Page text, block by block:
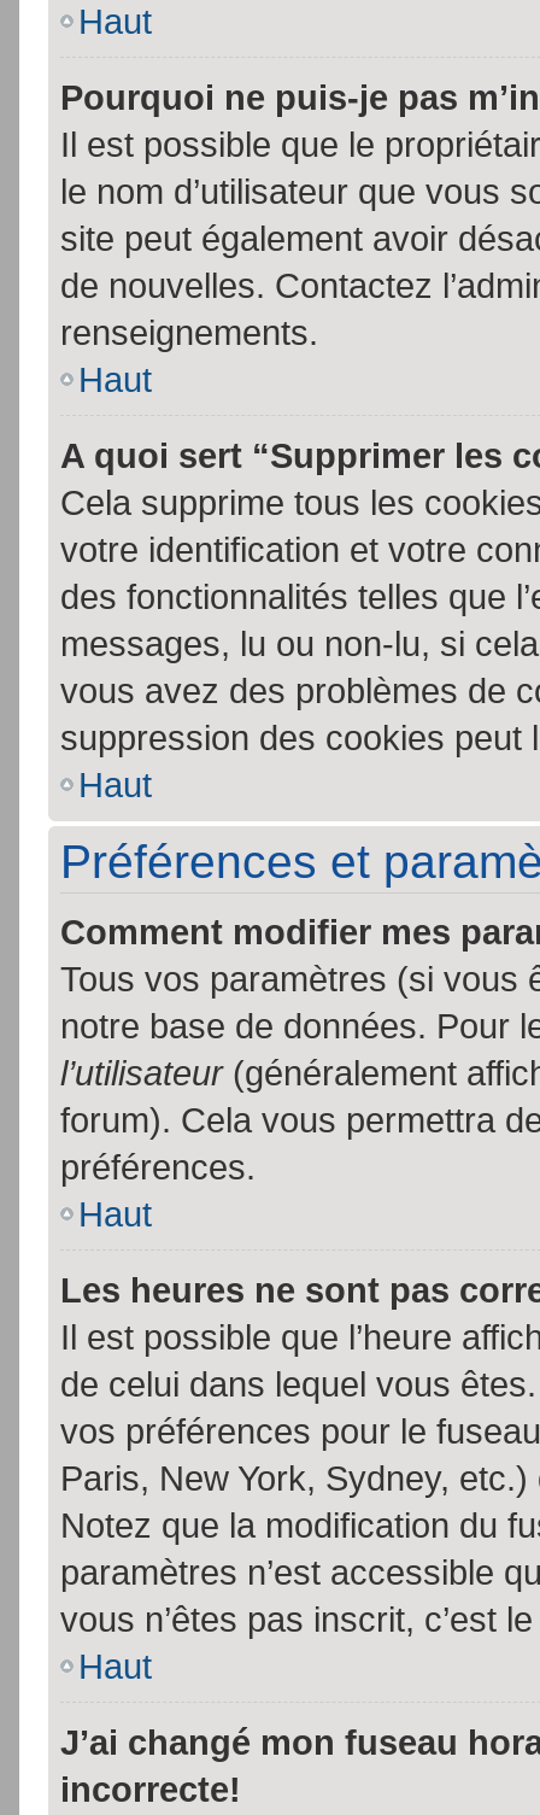
Haut
Pourquoi ne puis-je pas
Il est possible que le
le nom d’utilisateur que vous
site peut également avoir
de nouvelles. Contactez
renseignements.
Haut
A quoi sert “Supprimer les
Cela supprime tous les
votre identification et votre
des fonctionnalités telles que
messages, lu ou non-lu, si
vous avez des problèmes de
suppression des cookies peut
Haut
Préférences et
Comment modifier mes
Tous vos paramètres (si vous
notre base de données. Pour
l’utilisateur(généralement
forum). Cela vous permettra
préférences.
Haut
Les heures ne sont pas
Il est possible que l’heure
de celui dans lequel vous
vos préférences pour le
Paris, New York, Sydney,
Notez que la modification du
paramètres n’est accessible
vous n’êtes pas inscrit, c’est
Haut
J’ai changé mon fuseau
incorrecte!